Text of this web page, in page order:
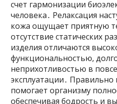
счет гармонизации
человека․ Релаксация
кожа ощущает приятную
отсутствие статических
изделия отличаются
функциональностью,
неприхотливостью в
эксплуатации․
помогает организму
обеспечивая бодрость и